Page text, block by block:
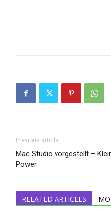
Previous article
Mac Studio vorgestellt –
Power
RELATED ARTICLES